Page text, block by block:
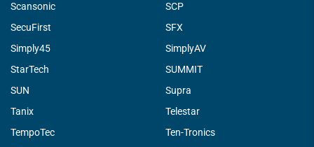
Scansonic
SCP
SecuFirst
SFX
Simply45
SimplyAV
StarTech
SUMMIT
SUN
Supra
Tanix
Telestar
TempoTec
Ten-Tronics